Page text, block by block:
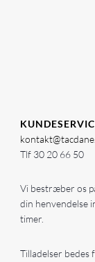
Tlf 30 20 66 50
Vi bestræber os
din henvendelse
timer.
Tilladelser bedes